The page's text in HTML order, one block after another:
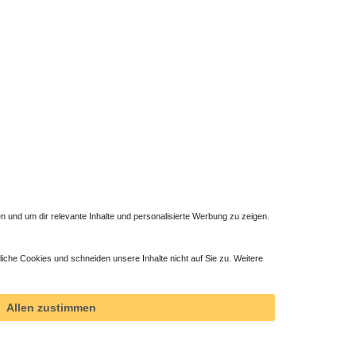
vor Schiebetür kann auch als
werden, Material Aluminium oder Holz Eiche,
cm, Walk In Duschen
um dir relevante Inhalte und personalisierte Werbung zu zeigen.
Cookies und schneiden unsere Inhalte nicht auf Sie zu. Weitere
Allen zustimmen